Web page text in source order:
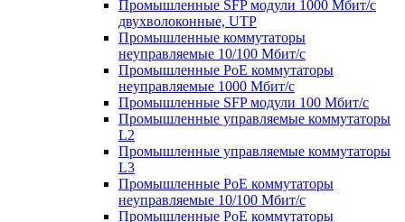
Промышленные SFP модули 1000 Мбит/c
двухволоконные, UTP
Промышленные коммутаторы
неуправляемые 10/100 Мбит/с
Промышленные PoE коммутаторы
неуправляемые 1000 Мбит/с
Промышленные SFP модули 100 Мбит/c
Промышленные управляемые коммутаторы
L2
Промышленные управляемые коммутаторы
L3
Промышленные PoE коммутаторы
неуправляемые 10/100 Мбит/с
Промышленные PoE коммутаторы